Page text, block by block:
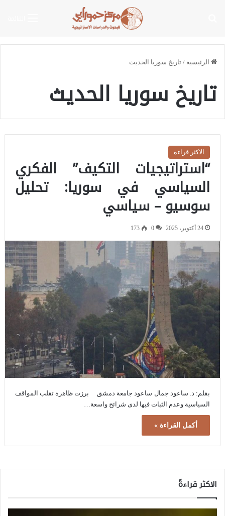
الرئيسية / تاريخ سوريا الحديث
تاريخ سوريا الحديث
الاكثر قراءة
“استراتيجيات التكيف” الفكري
السياسي في سوريا: تحليل
سوسيو – سياسي
24 أكتوبر، 2025 0
173
بقلم: د. ساعود جمال ساعود جامعة دمشق برزت ظاهرة تقلب المواقف
السياسية وعدم الثبات فيها لدى شرائح واسعة…
أكمل القراءة »
الاكثر قراءةً